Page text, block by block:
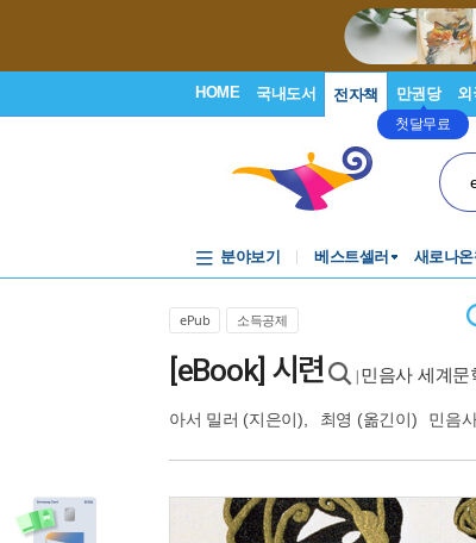
HOME 국내도서 전자책 만권당
첫달무료
외
분야보기 베스트셀러 새로나온
ePub 소득공제
[eBook] 시련 민음사 세계문
아서 밀러 (지은이), 최영 (옮긴이) 민음